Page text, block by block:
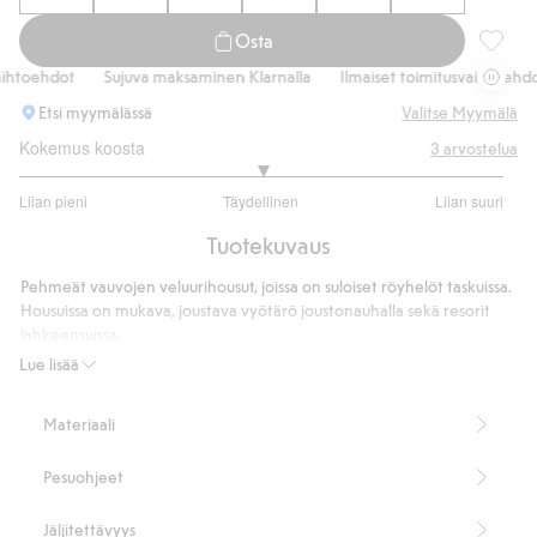
Osta
Sujuva maksaminen Klarnalla
Ilmaiset toimitusvaihtoehdot
Etsi myymälässä
Valitse Myymälä
Kokemus koosta
Liian pieni Täydellinen Liian suuri
/
ääneen
3 arvostelua
Tuotekuvaus
Lue lisää
Pehmeät vauvojen veluurihousut, joissa on suloiset röyhelöt taskuissa.
Housuissa on mukava, joustava vyötärö joustonauhalla sekä resorit
95 % kierrätettyä polyesteriä.
Materiaali
Pesuohjeet
Jäljitettävyys